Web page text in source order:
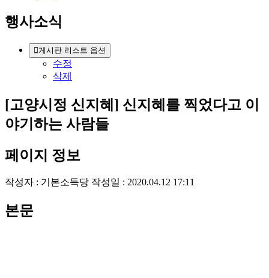
행사소식
게시판 리스트 옵션
수정
삭제
[고양시정 신지혜] 신지혜를 찍었다고 이
야기하는 사람들
페이지 정보
작성자 : 기본소득당 작성일 : 2020.04.12 17:11
본문